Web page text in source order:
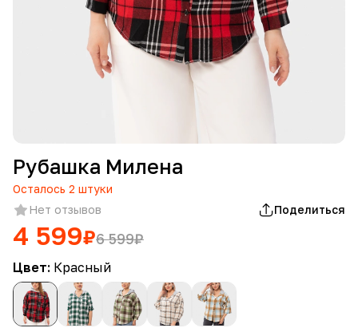
Рубашка Милена
Осталось 2 штуки
Нет отзывов
Поделиться
4 599₽6 599₽
Цвет: Красный